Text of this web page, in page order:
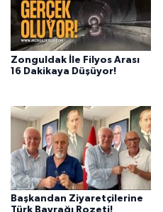
Zonguldak İle Filyos Arası
16 Dakikaya Düşüyor!
Başkandan Ziyaretçilerine